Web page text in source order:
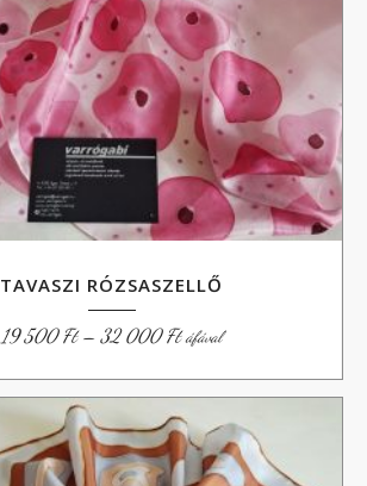
TAVASZI RÓZSASZELLŐ
19 500Ft – 32 000FtÁrtartomány:
19
000 Ft
áfával